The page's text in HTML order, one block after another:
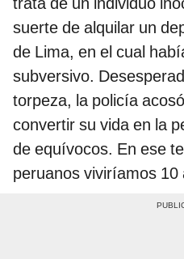
suerte de alquilar un
de Lima, en el cual
subversivo.
torpeza, la policía
convertir su vida en la
de equívocos. En ese
peruanos viviríamos 10